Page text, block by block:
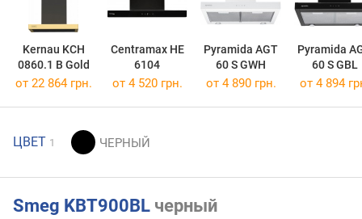
Kernau KCH
0860.1 B Gold
Centramax HE
6104
Pyramida AGT
60 S GWH
Pyramida
60 S GBL
от 22 864 грн. от 4 520 грн. от 4 890 грн. от 4 894
ЦВЕТ 1
Smeg KBT900BL черный